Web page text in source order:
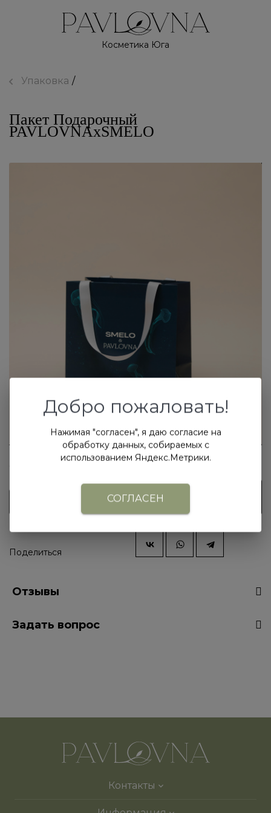
Косметика Юга
Упаковка
Пакет Подарочный
PAVLOVNAxSMELO
Подписаться
Поделиться
Отзывы
Задать вопрос
Контакты
Добро пожаловать!
Нажимая "согласен", я даю согласие на
обработку данных, собираемых с
использованием Яндекс.Метрики.
СОГЛАСЕН